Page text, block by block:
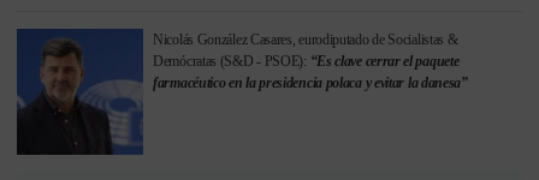
Nicolás González Casares, eurodiputado de Socialistas &
Demócratas (S&D - PSOE): “Es clave cerrar el paquete
farmacéutico en la presidencia polaca y evitar la danesa”